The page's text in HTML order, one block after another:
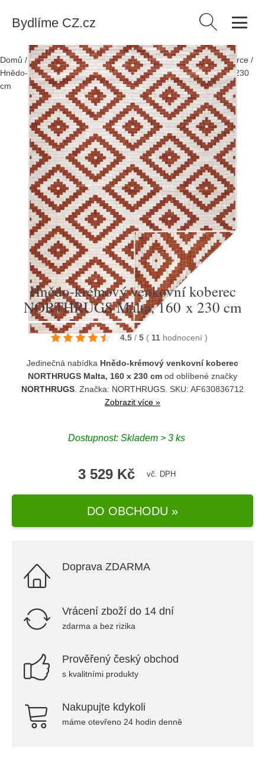
Bydlíme CZ.cz Vyhledávání
Domů /Produkty/> Zahrada > Zahradní textil > Venkovní koberce /
Hnědo-krémový venkovní koberec NORTHRUGS Malta, 160 x 230
cm
Hnědo-krémový venkovní koberec
NORTHRUGS Malta, 160 x 230 cm
4.5 / 5 ( 11 hodnocení )
Jedinečná nabídka Hnědo-krémový venkovní koberec
NORTHRUGS Malta, 160 x 230 cm od oblíbené značky
NORTHRUGS . Značka: NORTHRUGS . SKU: AF630836712
Zobrazit více »
Dostupnost: Skladem > 3 ks
3 529 Kč vč. DPH
DO OBCHODU »
Doprava ZDARMA
Vrácení zboží do 14 dní
zdarma a bez rizika
Prověřený český obchod
s kvalitními produkty
Nakupujte kdykoli
máme otevřeno 24 hodin denně